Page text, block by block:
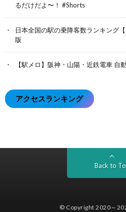
るだけだよ〜！ #Shorts
日本全国の駅の乗降客数ランキング
版
【駅メロ】阪神・山陽・近鉄電車 自
アクセスランキング
Back to
© Copyright 2020～